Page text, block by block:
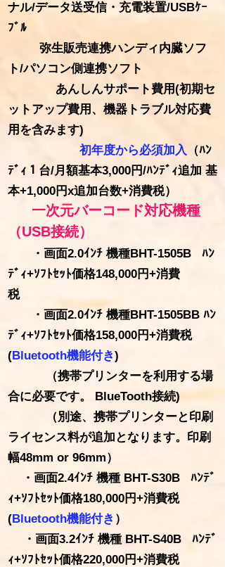
ナル/データ送受信・充電装置/USBｹｰ
ﾌﾞﾙ
弥生販売連携ハンディ内臓ソフ
ト/パソコン側連携ソフト
あんしんサポート費用(初期セ
ットアップ費用、機器トラブル対応費
用を含みます)
初年度から必須加入 （ﾊﾝ
ﾃﾞｨ１台/月額基本3,000円/ﾊﾝﾃﾞｨ追加 基
本+1,000円x追加台数+消費税）
一次元バーコード対応機種
（USB接続）
・画面2.0ｲﾝﾁ 機種BHT-1505B ﾊﾝ
ﾃﾞｨ+ｿﾌﾄｾｯﾄ価格148,000円+消費
税
・画面2.0ｲﾝﾁ 機種BHT-1505BB ﾊﾝ
ﾃﾞｨ+ｿﾌﾄｾｯﾄ価格158,000円+消費税
(Bluetooth機能付き)
（携帯プリンターを利用する場
合に必要です。 BlueTooth接続)
​ （別途、携帯プリンターと印刷
ライセンス料が追加となります。印刷
幅48mm or 96mm）
・画面2.4ｲﾝﾁ 機種 BHT-S30B ﾊﾝﾃﾞ
ｨ+ｿﾌﾄｾｯﾄ価格180,000円+消費税
(Bluetooth機能付き ）
・画面3.2ｲﾝﾁ 機種 BHT-S40B ﾊﾝﾃﾞ
ｨ+ｿﾌﾄｾｯﾄ価格220,000円+消費税